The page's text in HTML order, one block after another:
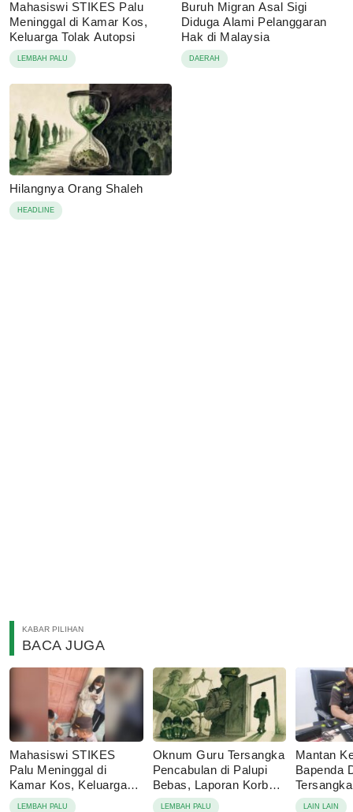
Mahasiswi STIKES Palu
Meninggal di Kamar Kos,
Keluarga Tolak Autopsi
LEMBAH PALU
Buruh Migran Asal Sigi
Diduga Alami Pelanggaran
Hak di Malaysia
DAERAH
Hilangnya Orang Shaleh
HEADLINE
KABAR PILIHAN
BACA JUGA
Mahasiswi STIKES
Palu Meninggal di
Kamar Kos, Keluarga
Tolak Autopsi
LEMBAH PALU
Oknum Guru Tersangka
Pencabulan di Palupi
Bebas, Laporan Korban
Berujung Damai
LEMBAH PALU
Mantan
Bapenda
Korupsi
LAIN LAIN